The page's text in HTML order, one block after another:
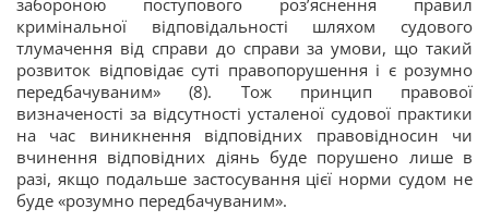
забороною поступового роз’яснення правил
кримінальної відповідальності шляхом судового
тлумачення від справи до справи за умови, що такий
розвиток відповідає суті правопорушення і є розумно
передбачуваним» (8). Тож принцип правової
визначеності за відсутності усталеної судової практики
на час виникнення відповідних правовідносин чи
вчинення відповідних діянь буде порушено лише в
разі, якщо подальше застосування цієї норми судом не
буде «розумно передбачуваним».